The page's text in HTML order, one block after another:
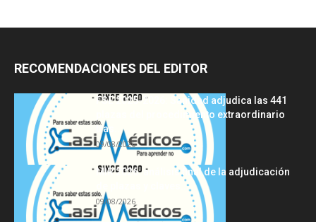
RECOMENDACIONES DEL EDITOR
FSE 2025-2026: Sanidad adjudica las 441
plazas del procedimiento extraordinario
tras...
09/08/2026
MIR 2026: análisis final de la adjudicación
de plazas y claves...
09/08/2026